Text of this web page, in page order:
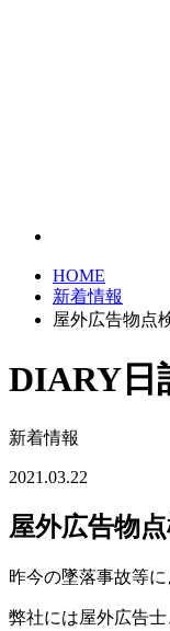
HOME
新着情報
屋外広告物点
DIARY 日
新着情報
2021.03.22
屋外広告物
昨今の墜落事故等
弊社には屋外広告